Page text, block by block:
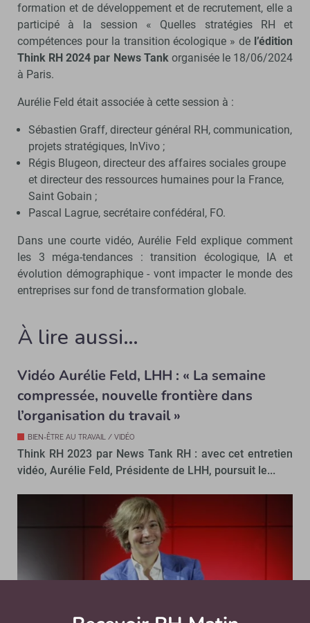
formation et de développement et de recrutement, elle a
participé à la session « Quelles stratégies RH et
compétences pour la transition écologique » de l’édition
Think RH 2024 par News Tankorganisée le 18/06/2024
à Paris.
Aurélie Feld était associée à cette session à :
Sébastien Graff, directeur général RH, communication,
projets stratégiques, InVivo ;
Régis Blugeon, directeur des affaires sociales groupe
et directeur des ressources humaines pour la France,
Saint Gobain ;
Pascal Lagrue, secrétaire confédéral, FO.
Dans une courte vidéo, Aurélie Feld explique comment
les 3 méga-tendances : transition écologique, IA et
évolution démographique - vont impacter le monde des
entreprises sur fond de transformation globale.
À lire aussi…
Vidéo Aurélie Feld, LHH : « La semaine
compressée, nouvelle frontière dans
l’organisation du travail »
BIEN-ÊTRE AU TRAVAIL / VIDÉO
Think RH 2023 par News Tank RH : avec cet entretien
vidéo, Aurélie Feld, Présidente de LHH, poursuit le...